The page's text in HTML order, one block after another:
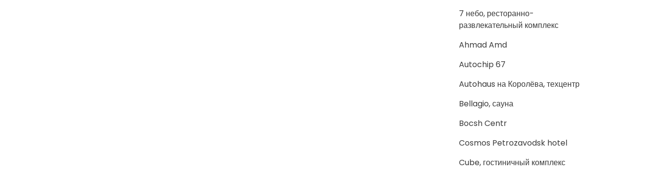
7 небо, ресторанно-
развлекательный комплекс
Ahmad Amd
Autochip 67
Autohaus на Королёва, техцентр
Bellagio, сауна
Bocsh Centr
Cosmos Petrozavodsk hotel
Cube, гостиничный комплекс